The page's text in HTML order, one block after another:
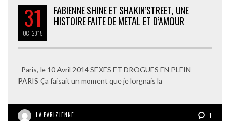
31
OCT2015
FABIENNE SHINE ET SHAKIN’STREET, UNE
HISTOIRE FAITE DE METAL ET D’AMOUR
Paris, le 10 Avril 2014 SEXES ET DROGUES EN PLEIN
PARIS Ça faisait un moment que je lorgnais la
LA PARIZIENNE 1